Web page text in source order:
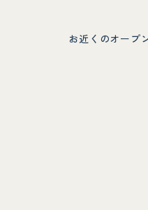
お近くのオープ